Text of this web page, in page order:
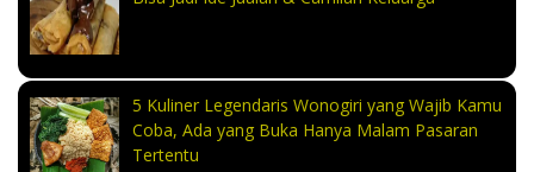
5 Kuliner Legendaris Wonogiri yang Wajib Kamu
Coba, Ada yang Buka Hanya Malam Pasaran
Tertentu